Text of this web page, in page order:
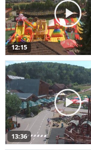
12:15
13:36